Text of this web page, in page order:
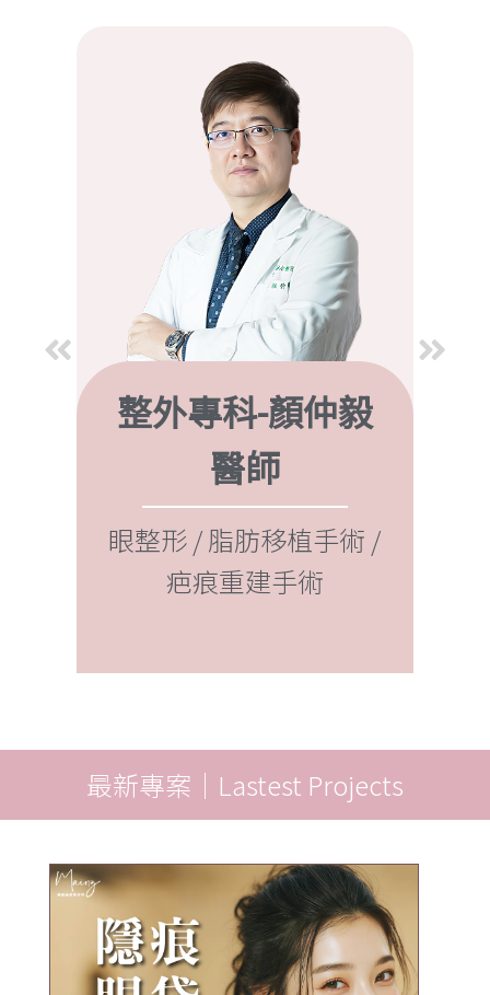
唐文瑞 醫師
雷射光療 / 自體脂肪抽脂
補臉 / 豐全臉 / 隆乳 / 豐
胸
最新專案｜Lastest Projects